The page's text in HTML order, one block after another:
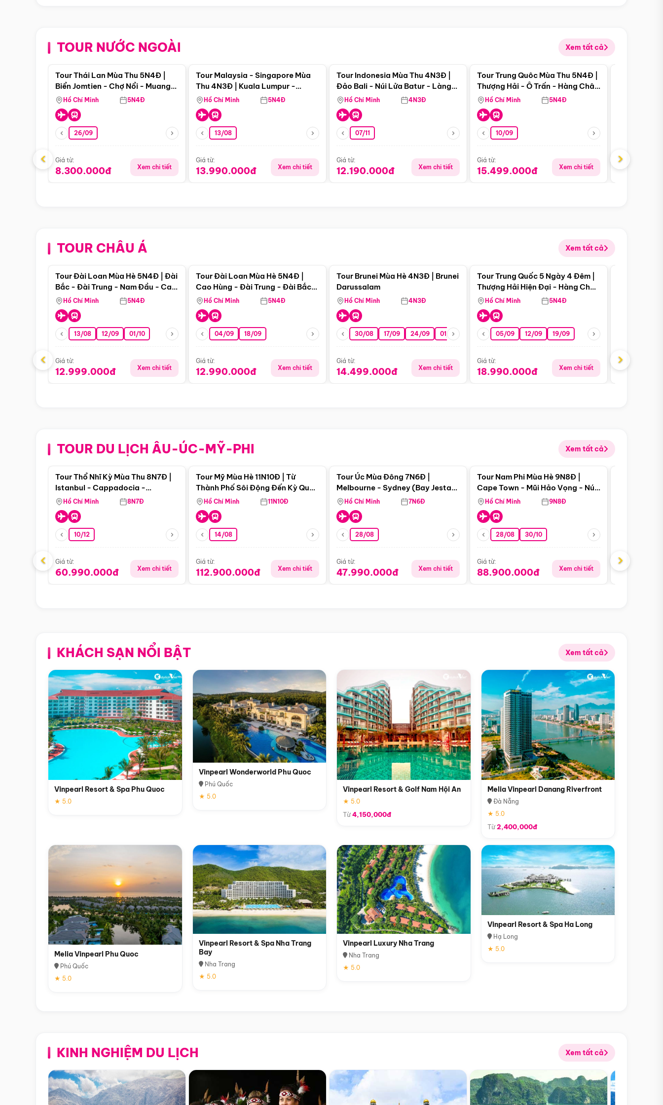
TOUR NƯỚC NGOÀI Xem tất cả
Điểm nổi bật
Tour Thái Lan Mùa Thu 5N4Đ |
Biển Jomtien - Chợ Nổi - Muang
Boran - Suanthai (Bay Vietnam
Airlines)
Hồ Chí Minh 5N4Đ
26/09
Giá từ:
8.300.000đ Xem chi tiết
Tour Malaysia - Singapore Mùa
Thu 4N3Đ | Kuala Lumpur -
Malacca - Johor Baru -
Singapore
Hồ Chí Minh 5N4Đ
13/08
Giá từ:
13.990.000đ Xem chi tiết
Tour Indonesia Mùa Thu 4N3Đ |
Đảo Bali - Núi Lửa Batur - Làng
Penglipuran
Hồ Chí Minh 4N3Đ
07/11
Giá từ:
12.190.000đ Xem chi tiết
Điểm nổi bật
Tour Trung Quôc Mùa Thu 5N4Đ |
Thượng Hải - Ô Trấn - Hàng Châu
(Tour Không Shopping)
Hồ Chí Minh 5N4Đ
10/09
Giá từ:
15.499.000đ Xem chi tiết
Giá từ:
‹ ›
TOUR CHÂU Á Xem tất cả
Điểm nổi bật
Tour Đài Loan Mùa Hè 5N4Đ | Đài
Bắc - Đài Trung - Nam Đầu - Cao
Hùng ( Bay Vn)
Hồ Chí Minh 5N4Đ
13/08 12/09 01/10
Giá từ:
12.999.000đ Xem chi tiết
Tour Đài Loan Mùa Hè 5N4Đ |
Cao Hùng - Đài Trung - Đài Bắc
(Bay Vj)
Hồ Chí Minh 5N4Đ
04/09 18/09
Giá từ:
12.990.000đ Xem chi tiết
Tour Brunei Mùa Hè 4N3Đ | Brunei
Darussalam
Hồ Chí Minh 4N3Đ
30/08 17/09 24/09 01/10 15/10 29/10
Giá từ:
14.499.000đ Xem chi tiết
Điểm nổi bật
Tour Trung Quốc 5 Ngày 4 Đêm |
Thượng Hải Hiện Đại - Hàng Châu
Nên Thơ - Ô Trấn Cổ Kính
Hồ Chí Minh 5N4Đ
05/09 12/09 19/09
Giá từ:
18.990.000đ Xem chi tiết
Giá từ:
‹ ›
TOUR DU LỊCH ÂU-ÚC-MỸ-PHI Xem tất cả
Điểm nổi bật
Tour Thổ Nhĩ Kỳ Mùa Thu 8N7Đ |
Istanbul - Cappadocia -
Pamukkale
Hồ Chí Minh 8N7Đ
10/12
Giá từ:
60.990.000đ Xem chi tiết
Tour Mỹ Mùa Hè 11N10Đ | Từ
Thành Phố Sôi Động Đến Kỳ Quan
Thiên Nhiên Mỹ
Hồ Chí Minh 11N10Đ
14/08
Giá từ:
112.900.000đ Xem chi tiết
Tour Úc Mùa Đông 7N6Đ |
Melbourne - Sydney (Bay Jestar
Airways)
Hồ Chí Minh 7N6Đ
28/08
Giá từ:
47.990.000đ Xem chi tiết
Điểm nổi bật
Tour Nam Phi Mùa Hè 9N8Đ |
Cape Town - Mũi Hảo Vọng - Núi
Bàn - Johannesburg - Pretoria -
Safari - Lodge
Hồ Chí Minh 9N8Đ
28/08 30/10
Giá từ:
88.900.000đ Xem chi tiết
Giá từ:
‹ ›
KHÁCH SẠN NỔI BẬT Xem tất cả
Vinpearl Resort & Spa Phu Quoc
★ 5.0
Vinpearl Wonderworld Phu Quoc
Phú Quốc
★ 5.0
Vinpearl Resort & Golf Nam Hội An
★ 5.0
Từ4,150,000đ
Melia Vinpearl Danang Riverfront
Đà Nẵng
★ 5.0
Từ2,400,000đ
Melia Vinpearl Phu Quoc
Phú Quốc
★ 5.0
Vinpearl Resort & Spa Nha Trang
Bay
Nha Trang
★ 5.0
Vinpearl Luxury Nha Trang
Nha Trang
★ 5.0
Vinpearl Resort & Spa Ha Long
Hạ Long
★ 5.0
KINH NGHIỆM DU LỊCH Xem tất cả